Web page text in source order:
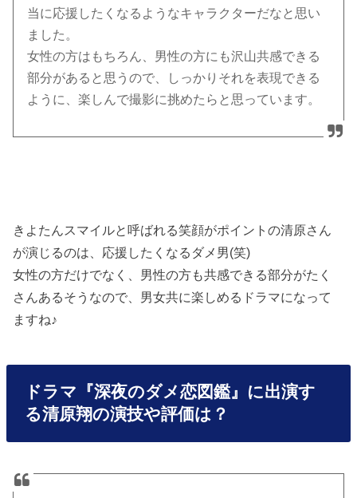
当に応援したくなるようなキャラクターだなと思い
ました。
女性の方はもちろん、男性の方にも沢山共感できる
部分があると思うので、しっかりそれを表現できる
ように、楽しんで撮影に挑めたらと思っています。
きよたんスマイルと呼ばれる笑顔がポイントの清原さん
が演じるのは、応援したくなるダメ男(笑)
女性の方だけでなく、男性の方も共感できる部分がたく
さんあるそうなので、男女共に楽しめるドラマになって
ますね♪
ドラマ『深夜のダメ恋図鑑』に出演す
る清原翔の演技や評価は？